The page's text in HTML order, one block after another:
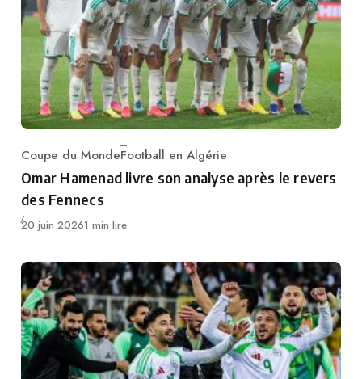
Category
Coupe du MondeFootball en Algérie
Omar Hamenad livre son analyse après le revers
des Fennecs
Publié
20 juin 20261 min lire